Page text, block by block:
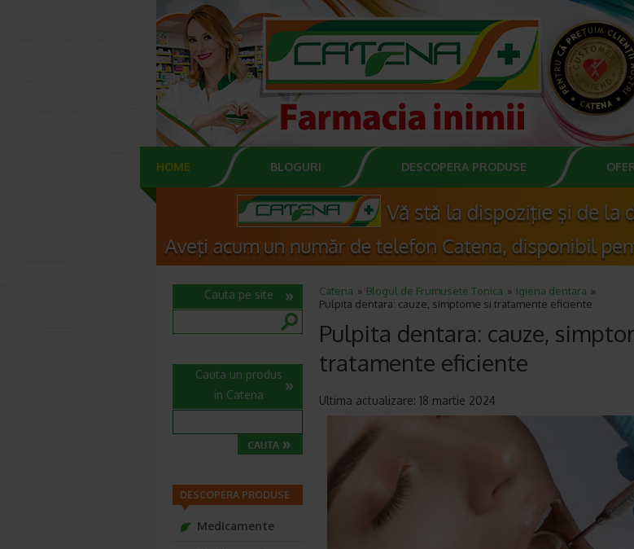
HOME BLOGURI DESCOPERA PRODUSE
Catena Blogul de Frumusete Tonica
Igiena dentara
Pulpita dentara: cauze, simptome si tratamente eficiente
Pulpita dentara: cauze,
tratamente eficiente
Ultima actualizare: 18 martie 2024
Cauta pe site
Cauta un produs
in Catena
DESCOPERA PRODUSE
Medicamente